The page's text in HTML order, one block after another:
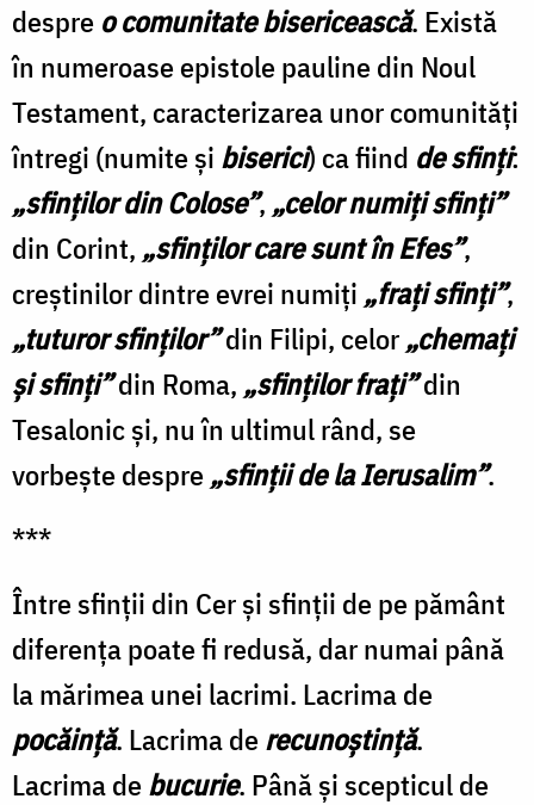
despre o comunitate bisericească. Există
în numeroase epistole pauline din Noul
Testament, caracterizarea unor comunităţi
întregi (numite şi biserici) ca fiind de sfinţi:
„sfinţilor din Colose”, „celor numiţi sfinţi”
din Corint, „sfinţilor care sunt în Efes”,
creştinilor dintre evrei numiţi „fraţi sfinţi”,
„tuturor sfinţilor”din Filipi, celor„chemaţi
şi sfinţi”din Roma, „sfinţilor fraţi”din
Tesalonic şi, nu în ultimul rând, se
vorbeşte despre„sfinţii de la Ierusalim”.
***
Între sfinţii din Cer şi sfinţii de pe pământ
diferenţa poate fi redusă, dar numai până
la mărimea unei lacrimi. Lacrima de
pocăinţă. Lacrima derecunoştinţă.
Lacrima debucurie. Până şi scepticul de